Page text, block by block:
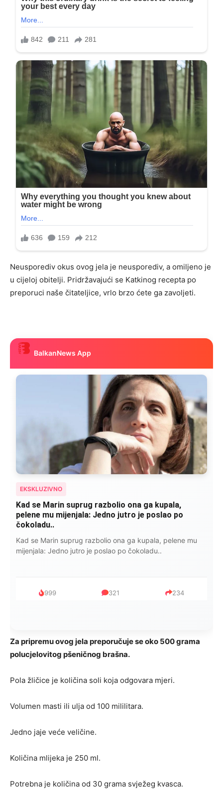
Neusporediv okus ovog jela je neusporediv, a omiljeno je
u cijeloj obitelji. Pridržavajući se Katkinog recepta po
preporuci naše čitateljice, vrlo brzo ćete ga zavoljeti.
BalkanNews App
EKSKLUZIVNO
“Isidora je govorila šta ju je razbolelo: “Nisam jela
kobasice, niti pušila cigare, ali ovo je
najkancerogenije…”
Isidora je govorila šta ju je razbolelo: “Nisam jela kobasice,
niti pušila cigare, ali ovo je najkancerogenije…”
753 182 95
Za pripremu ovog jela preporučuje se oko 500 grama
polucjelovitog pšeničnog brašna.
Pola žličice je količina soli koja odgovara mjeri.
Volumen masti ili ulja od 100 mililitara.
Jedno jaje veće veličine.
Količina mlijeka je 250 ml.
Potrebna je količina od 30 grama svježeg kvasca.